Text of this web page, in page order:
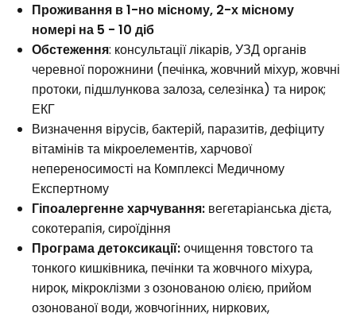
Проживання в 1-но місному, 2-х місному
номері на 5 - 10 діб
Обстеження: консультації лікарів, УЗД органів
черевної порожнини (печінка, жовчний міхур, жовчні
протоки, підшлункова залоза, селезінка) та нирок;
ЕКГ
Визначення вірусів, бактерій, паразитів, дефіциту
вітамінів та мікроелементів, харчової
непереносимості на Комплексі Медичному
Експертному
Гіпоалергенне харчування: вегетаріанська дієта,
сокотерапія, сироїдіння
Програма детоксикації:очищення товстого та
тонкого кишківника, печінки та жовчного міхура,
нирок, мікроклізми з озонованою олією, прийом
озонованої води, жовчогінних, ниркових,